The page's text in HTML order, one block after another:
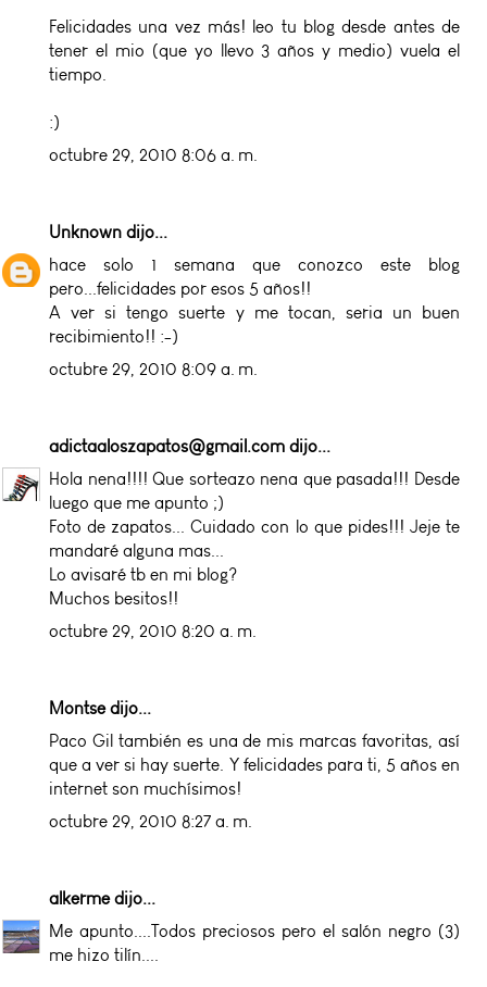
Felicidades una vez más! leo tu blog desde antes de
tener el mio (que yo llevo 3 años y medio) vuela el
tiempo.
:)
octubre 29, 2010 8:06 a. m.
Unknown dijo...
hace solo 1 semana que conozco este blog
pero...felicidades por esos 5 años!!
A ver si tengo suerte y me tocan, seria un buen
recibimiento!! :-)
octubre 29, 2010 8:09 a. m.
adictaaloszapatos@gmail.com dijo...
Hola nena!!!! Que sorteazo nena que pasada!!! Desde
luego que me apunto ;)
Foto de zapatos... Cuidado con lo que pides!!! Jeje te
mandaré alguna mas...
Lo avisaré tb en mi blog?
Muchos besitos!!
octubre 29, 2010 8:20 a. m.
Montse dijo...
Paco Gil también es una de mis marcas favoritas, así
que a ver si hay suerte. Y felicidades para ti, 5 años en
internet son muchísimos!
octubre 29, 2010 8:27 a. m.
alkermedijo...
Me apunto....Todos preciosos pero el salón negro (3)
me hizo tilín....